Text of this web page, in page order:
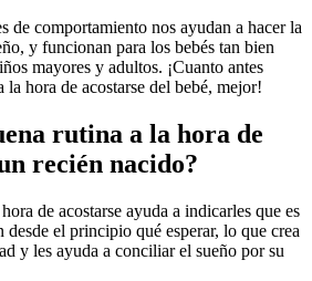
de comportamiento nos ayudan a hacer la
y funcionan para los bebés tan bien
mayores y adultos. ¡Cuanto antes
la hora de acostarse del bebé, mejor!
rutina a la hora de
recién nacido?
de acostarse ayuda a indicarles que es
el principio qué esperar, lo que crea
y les ayuda a conciliar el sueño por su